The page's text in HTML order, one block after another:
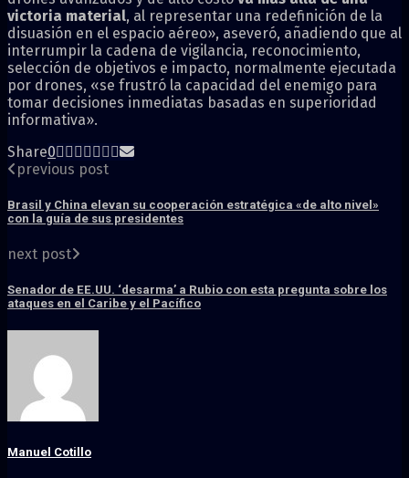
victoria material, al representar una redefinición de la
disuasión en el espacio aéreo», aseveró, añadiendo que al
interrumpir la cadena de vigilancia, reconocimiento,
selección de objetivos e impacto, normalmente ejecutada
por drones, «se frustró la capacidad del enemigo para
tomar decisiones inmediatas basadas en superioridad
informativa».
Share0
previous post
Brasil y China elevan su cooperación estratégica «de alto nivel»
con la guía de sus presidentes
next post
Senador de EE.UU. ‘desarma’ a Rubio con esta pregunta sobre los
ataques en el Caribe y el Pacífico
Manuel Cotillo